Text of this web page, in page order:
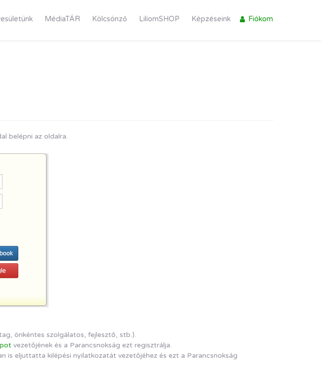
MédiaTÁR Kölcsönző LiliomSHOP Képzéseink Fiókom
belépni az oldalra.
önkéntes szolgálatos, fejlesztő, stb.).
vezetőjének és a Parancsnokság ezt regisztrálja.
is eljuttatta kilépési nyilatkozatát vezetőjéhez és ezt a Parancsnokság